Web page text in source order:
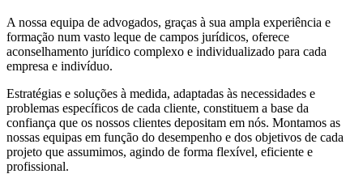
A nossa equipa de advogados, graças à sua ampla experiência e
formação num vasto leque de campos jurídicos, oferece
aconselhamento jurídico complexo e individualizado para cada
empresa e indivíduo.
Estratégias e soluções à medida, adaptadas às necessidades e
problemas específicos de cada cliente, constituem a base da
confiança que os nossos clientes depositam em nós. Montamos as
nossas equipas em função do desempenho e dos objetivos de cada
projeto que assumimos, agindo de forma flexível, eficiente e
profissional.